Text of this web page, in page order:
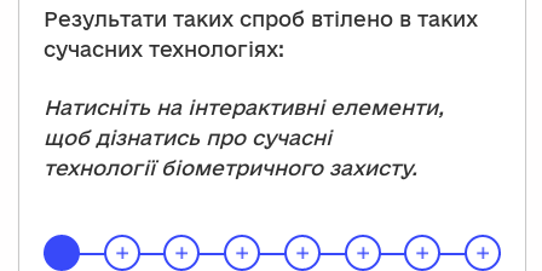
Результати таких спроб втілено в таких
сучасних технологіях:
Натисніть на інтерактивні елементи,
щоб дізнатись про сучасні
технології біометричного захисту.